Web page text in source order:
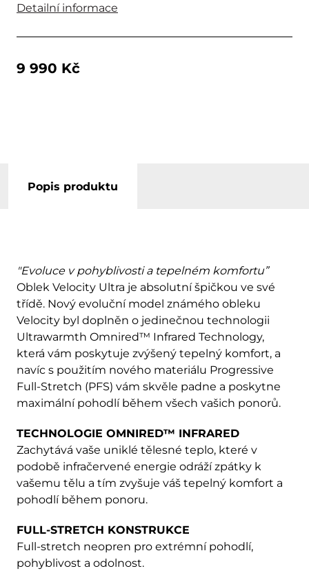
Detailní informace
9 990 Kč
Popis produktu
"Evoluce v pohyblivosti a tepelném komfortu”
Oblek Velocity Ultra je absolutní špičkou ve své
třídě. Nový evoluční model známého obleku
Velocity byl doplněn o jedinečnou technologii
Ultrawarmth Omnired™ Infrared Technology,
která vám poskytuje zvýšený tepelný komfort, a
navíc s použitím nového materiálu Progressive
Full-Stretch (PFS) vám skvěle padne a poskytne
maximální pohodlí během všech vašich ponorů.
TECHNOLOGIE OMNIRED™ INFRARED
Zachytává vaše uniklé tělesné teplo, které v
podobě infračervené energie odráží zpátky k
vašemu tělu a tím zvyšuje váš tepelný komfort a
pohodlí během ponoru.
FULL-STRETCH KONSTRUKCE
Full-stretch neopren pro extrémní pohodlí,
pohyblivost a odolnost.